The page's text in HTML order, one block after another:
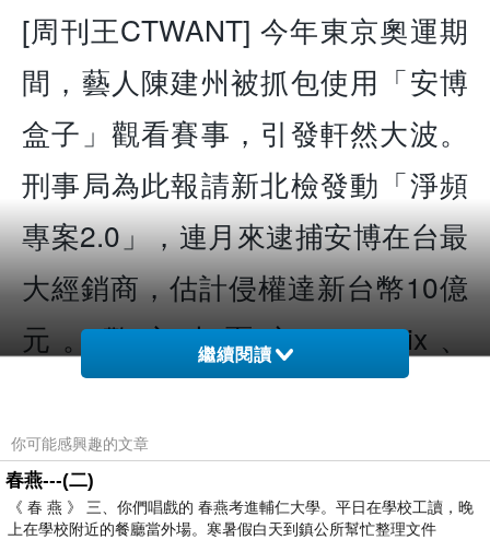
[周刊王CTWANT] 今年東京奧運期
間，藝人陳建州被抓包使用「安博
盒子」觀看賽事，引發軒然大波。
刑事局為此報請新北檢發動「淨頻
專案2.0」，連月來逮捕安博在台最
大經銷商，估計侵權達新台幣10億
元。警方也憂心，Netflix、
Disney+恐成下一個被侵犯著作權的
被害者。
刑事局電偵大隊指出，為避免類似
繼續閱讀
你可能感興趣的文章
春燕---(二)
《 春 燕 》 三、你們唱戲的 春燕考進輔仁大學。平日在學校工讀，晚
上在學校附近的餐廳當外場。寒暑假白天到鎮公所幫忙整理文件